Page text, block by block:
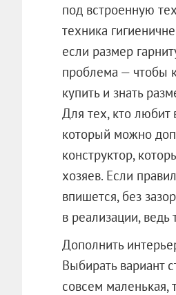
под встроенную
техника
если размер
проблема — чтобы
купить и знать
Для тех, кто
который можно
конструктор,
хозяев. Если
впишется, без
в реализации, ведь
Дополнить
Выбирать вариант
совсем маленькая,